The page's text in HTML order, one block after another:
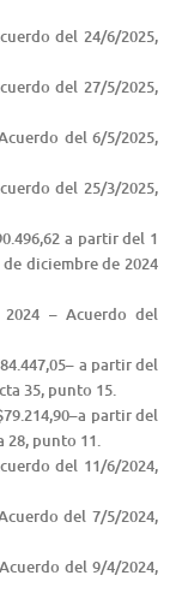
del 24/6/2025,
del 27/5/2025,
del 6/5/2025,
del 25/3/2025,
a partir del 1
diciembre de 2024
– Acuerdo del
a partir del
35, punto 15.
partir del
28, punto 11.
del 11/6/2024,
del 7/5/2024,
del 9/4/2024,